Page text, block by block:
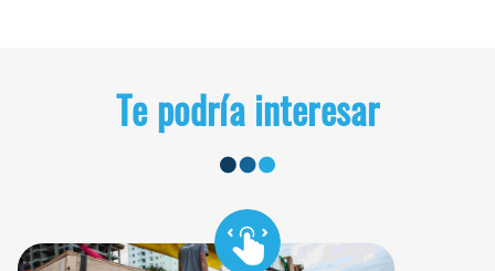
Te podría interesar